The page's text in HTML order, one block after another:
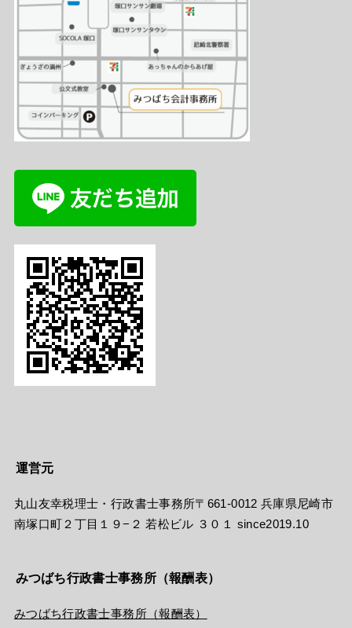
運営元
丸山友幸税理士・行政書士事務所〒661-0012 兵庫県尼崎市
南塚口町２丁目１９−２ 若松ビル ３０１ since2019.10
みつばち行政書士事務所（報酬表）
みつばち行政書士事務所（報酬表）